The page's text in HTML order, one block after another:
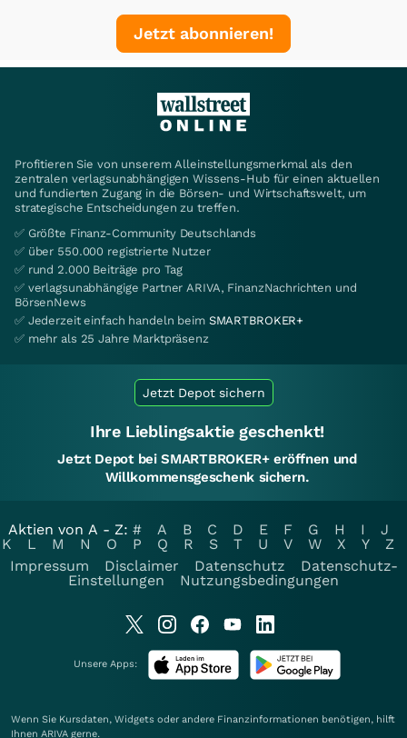
Jetzt abonnieren!
Profitieren Sie von unserem Alleinstellungsmerkmal als den
zentralen verlagsunabhängigen Wissens-Hub für einen aktuellen
und fundierten Zugang in die Börsen- und Wirtschaftswelt, um
strategische Entscheidungen zu treffen.
✅ Größte Finanz-Community Deutschlands
✅ über 550.000 registrierte Nutzer
✅ rund 2.000 Beiträge pro Tag
✅ verlagsunabhängige Partner ARIVA, FinanzNachrichten und
BörsenNews
✅ Jederzeit einfach handeln beim SMARTBROKER+
✅ mehr als 25 Jahre Marktpräsenz
Jetzt Depot sichern
Ihre Lieblingsaktie geschenkt!
Jetzt Depot bei SMARTBROKER+ eröffnen und
Willkommensgeschenk sichern.
Aktien von A - Z: # A B C D E F G H I
J
K
L M N O P Q R S T U V W X Y
Z
Impressum
Disclaimer Datenschutz
Datenschutz-
Einstellungen
Nutzungsbedingungen
Unsere Apps:
Wenn Sie Kursdaten, Widgets oder andere Finanzinformationen benötigen, hilft
Ihnen ARIVA gerne.